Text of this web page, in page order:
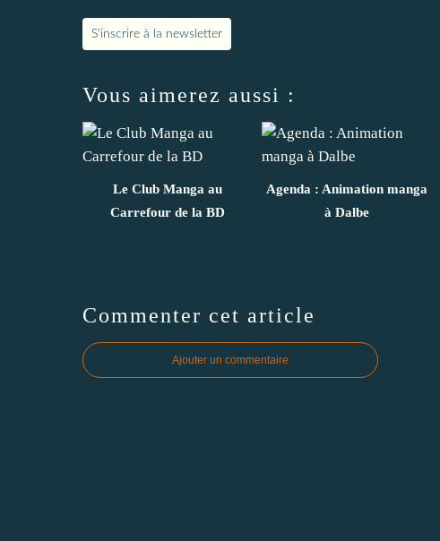
S'inscrire à la newsletter
Vous aimerez aussi :
Le Club Manga au
Carrefour de la BD
Agenda : Animation manga
à Dalbe
Commenter cet article
Ajouter un commentaire